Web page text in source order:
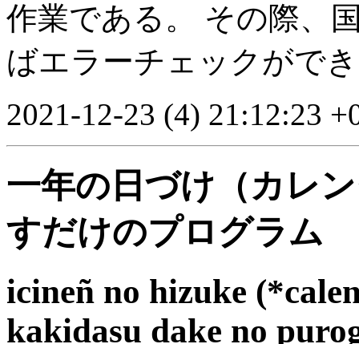
作業である。 その際、
ばエラーチェックがで
2021-12-23 (4) 21:12:23
一年の日づけ（カレ
すだけのプログラム
icineñ no hizuke
kakidasu dake no